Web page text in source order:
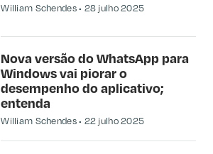
William Schendes 28 julho 2025
Nova versão do WhatsApp para
Windows vai piorar o
desempenho do aplicativo;
entenda
William Schendes 22 julho 2025